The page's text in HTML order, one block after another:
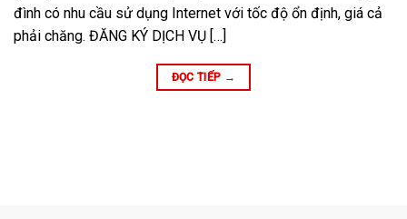
đình có nhu cầu sử dụng Internet với tốc độ ổn định, giá cả
phải chăng. ĐĂNG KÝ DỊCH VỤ […]
ĐỌC TIẾP →